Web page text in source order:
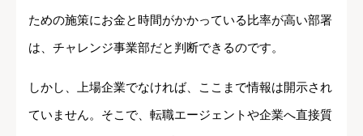
ための施策にお金と時間がかかっている比率が高い部署
は、チャレンジ事業部だと判断できるのです。
しかし、上場企業でなければ、ここまで情報は開示され
ていません。そこで、転職エージェントや企業へ直接質